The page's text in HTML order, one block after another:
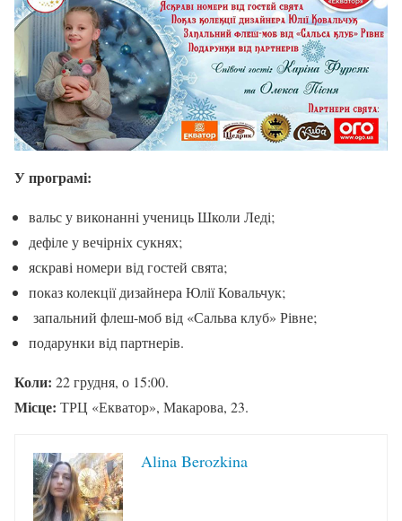
У програмі:
вальс у виконанні учениць Школи Леді;
дефіле у вечірніх сукнях;
яскраві номери від гостей свята;
показ колекції дизайнера Юлії Ковальчук;
запальний флеш-моб від «Сальва клуб» Рівне;
подарунки від партнерів.
Коли: 22 грудня, о 15:00.
Місце: ТРЦ «Екватор», Макарова, 23.
Alina Berozkina